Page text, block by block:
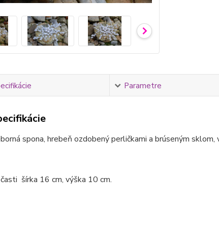
Parametre
spona, hrebeň ozdobený perličkami a brúseným
šírka 16 cm, výška 10 cm.